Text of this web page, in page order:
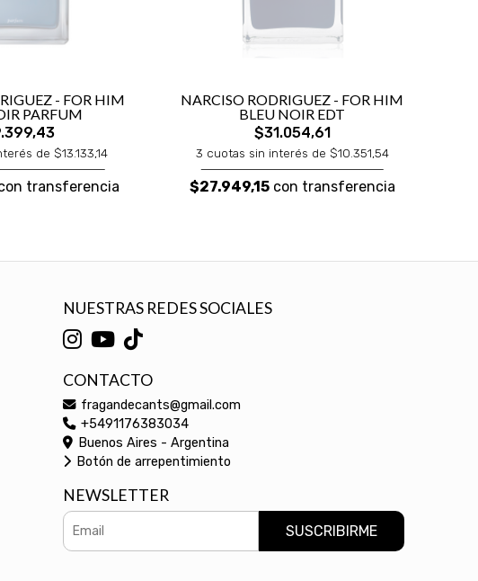
- FOR HIM
PARFUM
de $13.133,14
transferencia
NARCISO RODRIGUEZ - FOR HIM
BLEU NOIR EDT
$31.054,61
3 cuotas sin interés de $10.351,54
$27.949,15con transferencia
NUESTRAS REDES SOCIALES
CONTACTO
fragandecants@gmail.com
+5491176383034
Buenos Aires - Argentina
Botón de arrepentimiento
NEWSLETTER
SUSCRIBIRME